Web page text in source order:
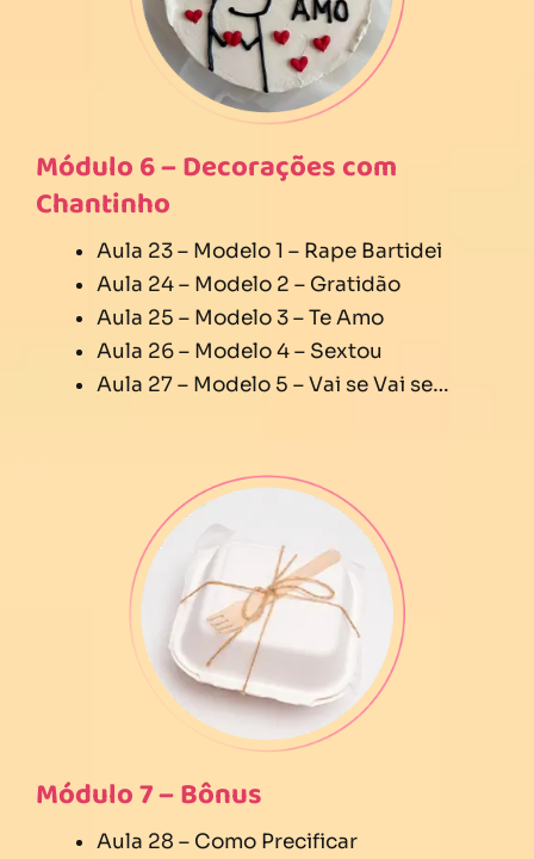
Módulo 6 – Decorações com
Chantinho
Aula 23 – Modelo 1 – Rape Bartidei
Aula 24 – Modelo 2 – Gratidão
Aula 25 – Modelo 3 – Te Amo
Aula 26 – Modelo 4 – Sextou
Aula 27 – Modelo 5 – Vai se Vai se…
Módulo 7 – Bônus
Aula 28 – Como Precificar